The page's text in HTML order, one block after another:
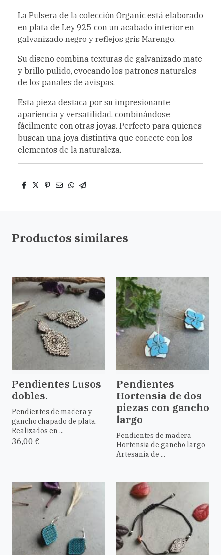
La Pulsera de la colección Organic está elaborado
en plata de Ley 925 con un acabado interior en
galvanizado negro y reflejos gris Marengo.
Su diseño combina texturas de galvanizado mate
y brillo pulido, evocando los patrones naturales
de los panales de avispas.
Esta pieza destaca por su impresionante
apariencia y versatilidad, combinándose
fácilmente con otras joyas. Perfecto para quienes
buscan una joya distintiva que conecte con los
elementos de la naturaleza.
Productos similares
Pendientes Lusos
dobles.
Pendientes de madera y
gancho chapado de plata.
Realizados en ...
36,00 €
Pendientes
Hortensia de dos
piezas con gancho
largo
Pendientes de madera
Hortensia de gancho largo
Artesanía de ...